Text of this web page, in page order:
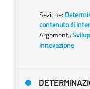
Sezione:
contenuto di
Argomenti:
innovazione